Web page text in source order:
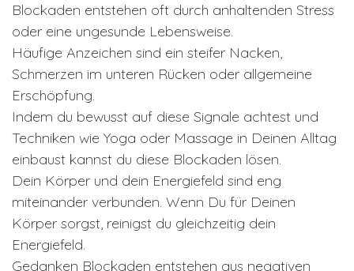
Blockaden entstehen oft durch anhaltenden Stress
oder eine ungesunde Lebensweise.
Häufige Anzeichen sind ein steifer Nacken,
Schmerzen im unteren Rücken oder allgemeine
Erschöpfung.
Indem du bewusst auf diese Signale achtest und
Techniken wie Yoga oder Massage in Deinen Alltag
einbaust kannst du diese Blockaden lösen.
Dein Körper und dein Energiefeld sind eng
miteinander verbunden. Wenn Du für Deinen
Körper sorgst, reinigst du gleichzeitig dein
Energiefeld.
Gedanken Blockaden entstehen aus negativen